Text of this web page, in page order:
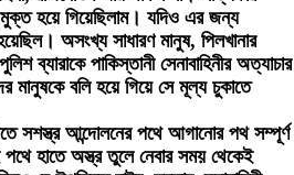
হয়ে গিয়েছিলাম। যদিও এর জন্য
অসংখ্য সাধারণ মানুষ, পিলখানার
ব্যারাকে পাকিস্তানী সেনাবাহিনীর অত্যাচার
মানুষকে বলি হয়ে গিয়ে সে মূল্য চুকাতে
সশস্ত্র আন্দোলনের পথে আগানোর পথ সম্পূর্ণ
হাতে অস্ত্র তুলে নেবার সময় থেকেই